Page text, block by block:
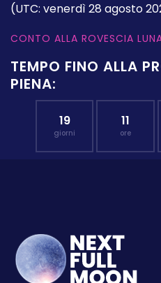
(UTC: venerdì 28 agosto
CONTO ALLA ROVESCIA
TEMPO FINO ALLA
PIENA:
19
giorni
11
ore